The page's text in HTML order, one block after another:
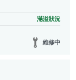
滿溢狀況
維修中